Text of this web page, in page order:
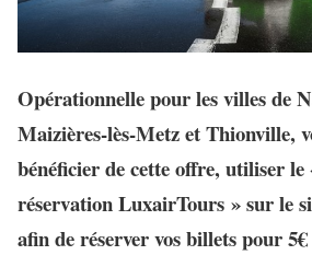
Opérationnelle pour les villes de
Maizières-lès-Metz et Thionville,
bénéficier de cette offre, utiliser le
réservation LuxairTours » sur le
afin de réserver vos billets pour 5€